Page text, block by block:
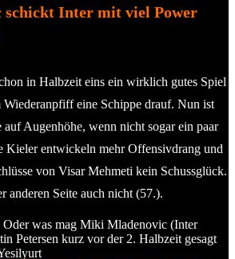
Inter mit viel Power
in Halbzeit eins ein wirklich gutes Spiel
Wiederanpfiff eine Schippe drauf. Nun ist
Augenhöhe, wenn nicht sogar ein paar
Kieler entwickeln mehr Offensivdrang und
von Visar Mehmeti kein Schussglück.
anderen Seite auch nicht (57.).